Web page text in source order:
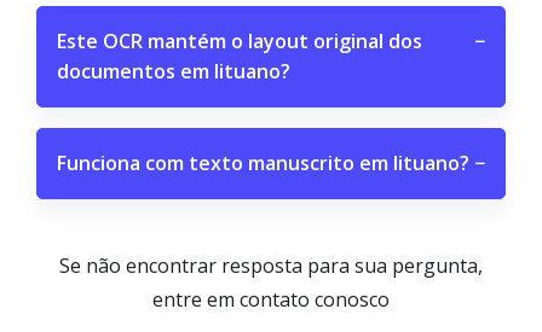
Este OCR mantém o layout original dos
documentos em lituano?
−
Funciona com texto manuscrito em lituano? −
Se não encontrar resposta para sua pergunta,
entre em contato conosco